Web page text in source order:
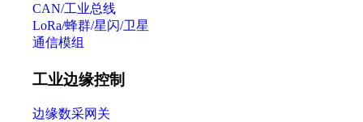
CAN/工业总线
LoRa/蜂群/星闪/卫星
通信模组
工业边缘控制
边缘数采网关